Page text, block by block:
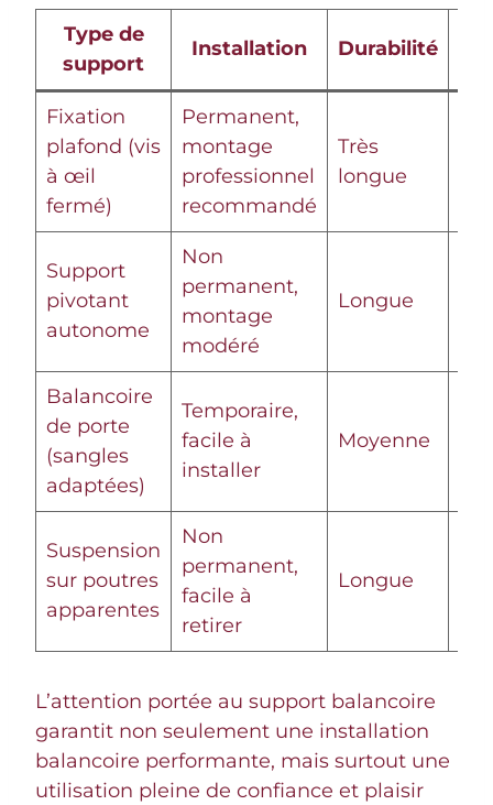
Type de
support
Installation Durabilité
Fixation
plafond (vis
à œil
fermé)
Permanent,
montage
professionnel
recommandé
Très
longue
Support
pivotant
autonome
Non
permanent,
montage
modéré
Longue
Balancoire
de porte
(sangles
adaptées)
Temporaire,
facile à
installer
Moyenne
Suspension
sur poutres
apparentes
Non
permanent,
facile à
retirer
Longue
L’attention portée au support balancoire
garantit non seulement une installation
balancoire performante, mais surtout une
utilisation pleine de confiance et plaisir